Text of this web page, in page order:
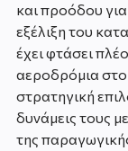
και προόδου
εξέλιξη του
έχει φτάσει
αεροδρόμια στο
στρατηγική
δυνάμεις τους
της